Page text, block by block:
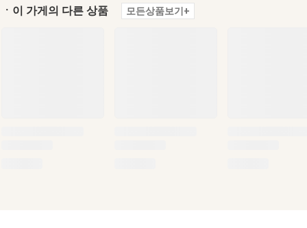
ㆍ이 가게의 다른 상품 모든상품보기+